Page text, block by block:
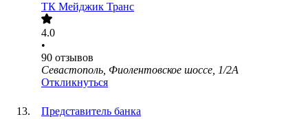
ТК Мейджик Транс
4.0
•
90 отзывов
Севастополь, Фиолентовское шоссе, 1/2А
Откликнуться
Представитель банка